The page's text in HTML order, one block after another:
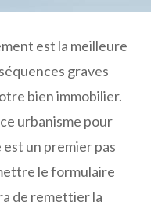
est la meilleure
graves
bien immobilier.
urbanisme pour
un premier pas
le formulaire
de remettier la